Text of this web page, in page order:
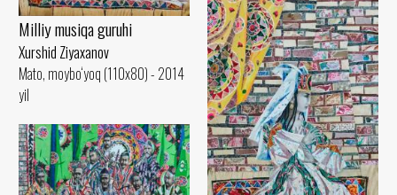
Milliy musiqa guruhi
Xurshid Ziyaxanov
Mato, moybo‘yoq (110x80) - 2014
yil